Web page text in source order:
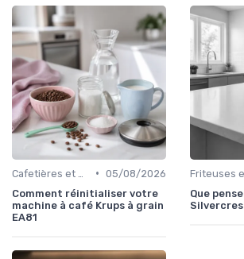
• 05/08/2026
Comment réinitialiser votre
machine à café Krups à grain
EA81
Que